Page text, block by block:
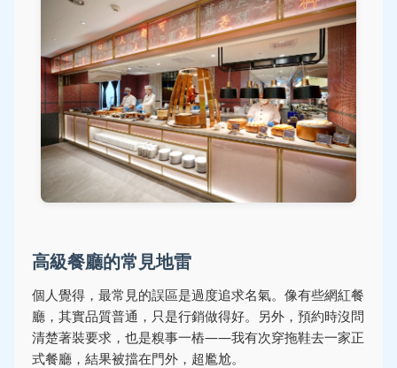
高級餐廳的常見地雷
個人覺得，最常見的誤區是過度追求名氣。像有些網紅餐
廳，其實品質普通，只是行銷做得好。另外，預約時沒問
清楚著裝要求，也是糗事一樁——我有次穿拖鞋去一家正
式餐廳，結果被擋在門外，超尷尬。